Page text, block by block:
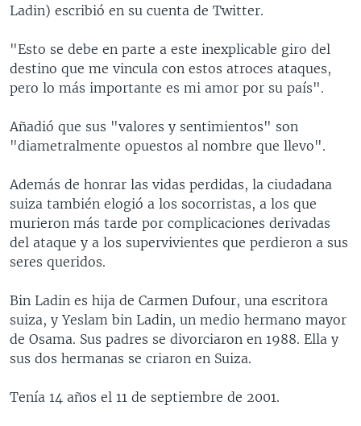
Ladin) escribió en su cuenta de Twitter.
"Esto se debe en parte a este inexplicable giro del
destino que me vincula con estos atroces ataques,
pero lo más importante es mi amor por su país".
Añadió que sus "valores y sentimientos" son
"diametralmente opuestos al nombre que llevo".
Además de honrar las vidas perdidas, la ciudadana
suiza también elogió a los socorristas, a los que
murieron más tarde por complicaciones derivadas
del ataque y a los supervivientes que perdieron a sus
seres queridos.
Bin Ladin es hija de Carmen Dufour, una escritora
suiza, y Yeslam bin Ladin, un medio hermano mayor
de Osama. Sus padres se divorciaron en 1988. Ella y
sus dos hermanas se criaron en Suiza.
Tenía 14 años el 11 de septiembre de 2001.